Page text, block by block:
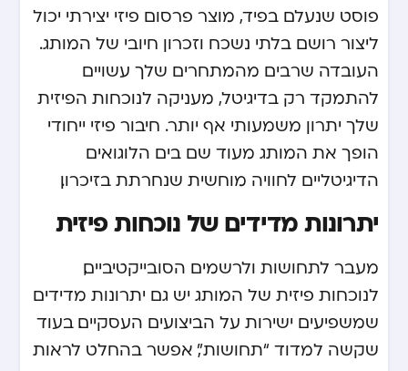
פוסט שנעלם בפיד, מוצר פרסום פיזי יצירתי יכול
ליצור רושם בלתי נשכח וזכרון חיובי של המותג.
העובדה שרבים מהמתחרים שלך עשויים
להתמקד רק בדיגיטל, מעניקה לנוכחות הפיזית
שלך יתרון משמעותי אף יותר. חיבור פיזי ייחודי
הופך את המותג מעוד שם בים הלוגואים
הדיגיטליים לחוויה מוחשית שנחרתת בזיכרון.
יתרונות מדידים של נוכחות פיזית
מעבר לתחושות ולרשמים הסובייקטיביים,
לנוכחות פיזית של המותג יש גם יתרונות מדידים
שמשפיעים ישירות על הביצועים העסקיים. בעוד
שקשה למדוד “תחושות”, אפשר בהחלט לראות